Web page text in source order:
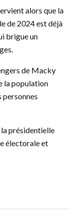
alors que la
de 2024 est déjà
brigue un
de Macky
la population
personnes
la présidentielle
électorale et